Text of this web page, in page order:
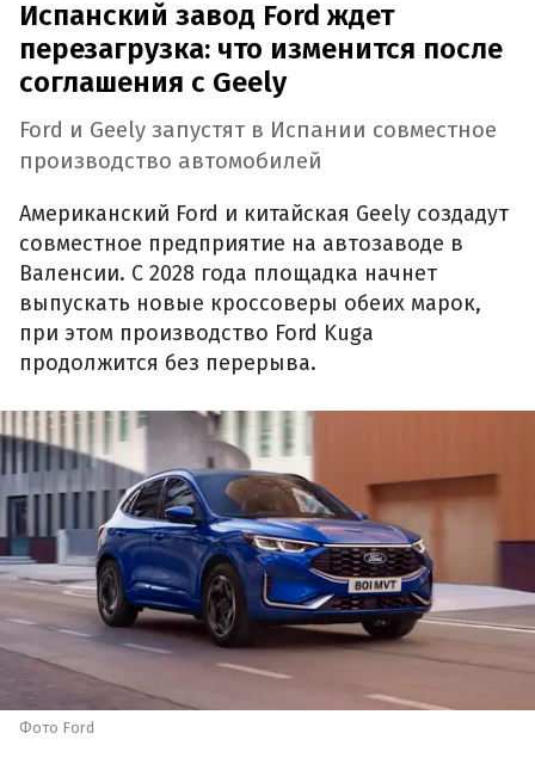
Испанский завод Ford ждет
перезагрузка: что изменится после
соглашения с Geely
Ford и Geely запустят в Испании совместное
производство автомобилей
Американский Ford и китайская Geely создадут
совместное предприятие на автозаводе в
Валенсии. С 2028 года площадка начнет
выпускать новые кроссоверы обеих марок,
при этом производство Ford Kuga
продолжится без перерыва.
Фото Ford